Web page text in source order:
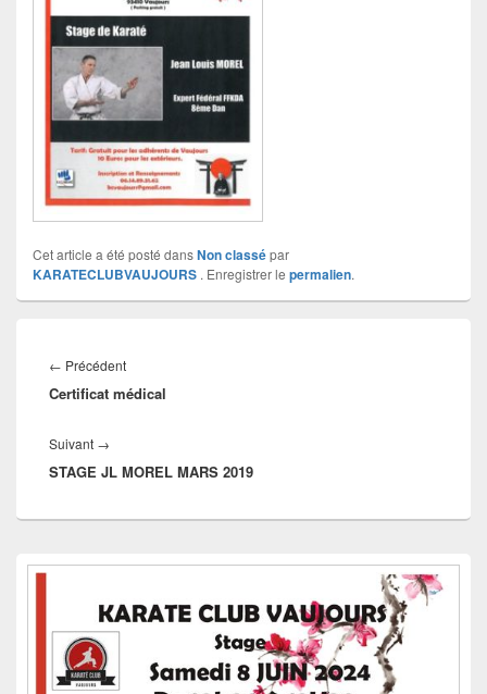
Cet article a été posté dansNon classépar
KARATECLUBVAUJOURS . Enregistrer le permalien.
de
l’article
← PrécédentArticle
précédent :
Certificat médical
Suivant →
suivant :
STAGE JL MOREL MARS 2019
Zone
principale